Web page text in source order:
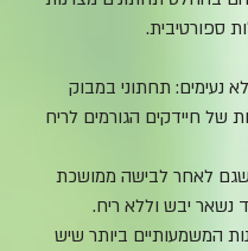
ספורטיבית.
נעימים: תחתוני במבוק
של חיידקים הגורמים לריח
לאחר לבישה ממושכת
נשאר יבש וללא ריח.
המשמעותיים ביותר שיש